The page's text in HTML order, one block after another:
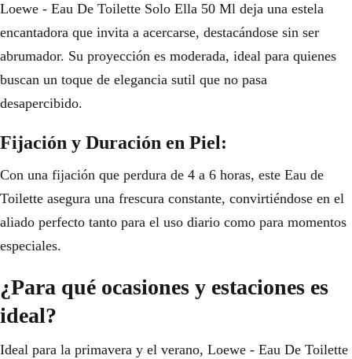
Loewe - Eau De Toilette Solo Ella 50 Ml deja una estela
encantadora que invita a acercarse, destacándose sin ser
abrumador. Su proyección es moderada, ideal para quienes
buscan un toque de elegancia sutil que no pasa
desapercibido.
Fijación y Duración en Piel:
Con una fijación que perdura de 4 a 6 horas, este Eau de
Toilette asegura una frescura constante, convirtiéndose en el
aliado perfecto tanto para el uso diario como para momentos
especiales.
¿Para qué ocasiones y estaciones es
ideal?
Ideal para la primavera y el verano, Loewe - Eau De Toilette